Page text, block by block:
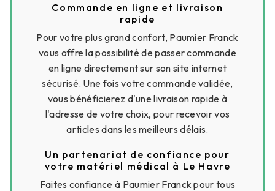
Commande en ligne et livraison
rapide
Pour votre plus grand confort, Paumier Franck
vous offre la possibilité de passer commande
en ligne directement sur son site internet
sécurisé. Une fois votre commande validée,
vous bénéficierez d'une livraison rapide à
l'adresse de votre choix, pour recevoir vos
articles dans les meilleurs délais.
Un partenariat de confiance pour
votre matériel médical à Le Havre
Faites confiance à Paumier Franck pour tous